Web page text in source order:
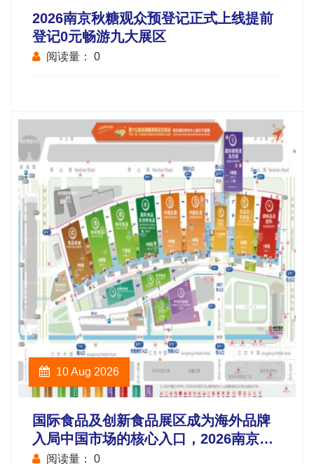
2026南京秋糖观众预登记正式上线提前
登记0元畅游九大展区
阅读量： 0
10 Aug 2026
国际食品及创新食品展区成为海外品牌
入局中国市场的核心入口，2026南京秋
糖国际化布局再升级
阅读量： 0